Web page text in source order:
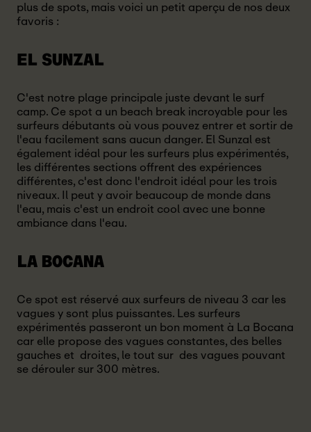
plus de spots, mais voici un petit aperçu de nos deux
favoris :
EL SUNZAL
C'est notre plage principale juste devant le surf
camp. Ce spot a un beach break incroyable pour les
surfeurs débutants où vous pouvez entrer et sortir de
l'eau facilement sans aucun danger. El Sunzal est
également idéal pour les surfeurs plus expérimentés,
les différentes sections offrent des expériences
différentes, c'est donc l'endroit idéal pour les trois
niveaux. Il peut y avoir beaucoup de monde dans
l'eau, mais c'est un endroit cool avec une bonne
ambiance dans l'eau.
LA BOCANA
Ce spot est réservé aux surfeurs de niveau 3 car les
vagues y sont plus puissantes. Les surfeurs
expérimentés passeront un bon moment à La Bocana
car elle propose des vagues constantes, des belles
gauches et droites, le tout sur des vagues pouvant
se dérouler sur 300 mètres.